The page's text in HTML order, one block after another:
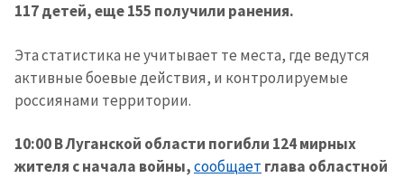
117 детей, еще 155 получили ранения.
Эта статистика не учитывает те места, где ведутся
активные боевые действия, и контролируемые
россиянами территории.
10:00 В Луганской области погибли 124 мирных
жителя с начала войны,сообщает глава областной